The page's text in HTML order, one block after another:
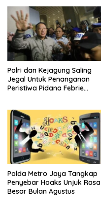
Polri dan Kejagung Saling
Jegal Untuk Penanganan
Peristiwa Pidana Febrie
Polda Metro Jaya Tangkap
Penyebar Hoaks Unjuk Rasa
Besar Bulan Agustus